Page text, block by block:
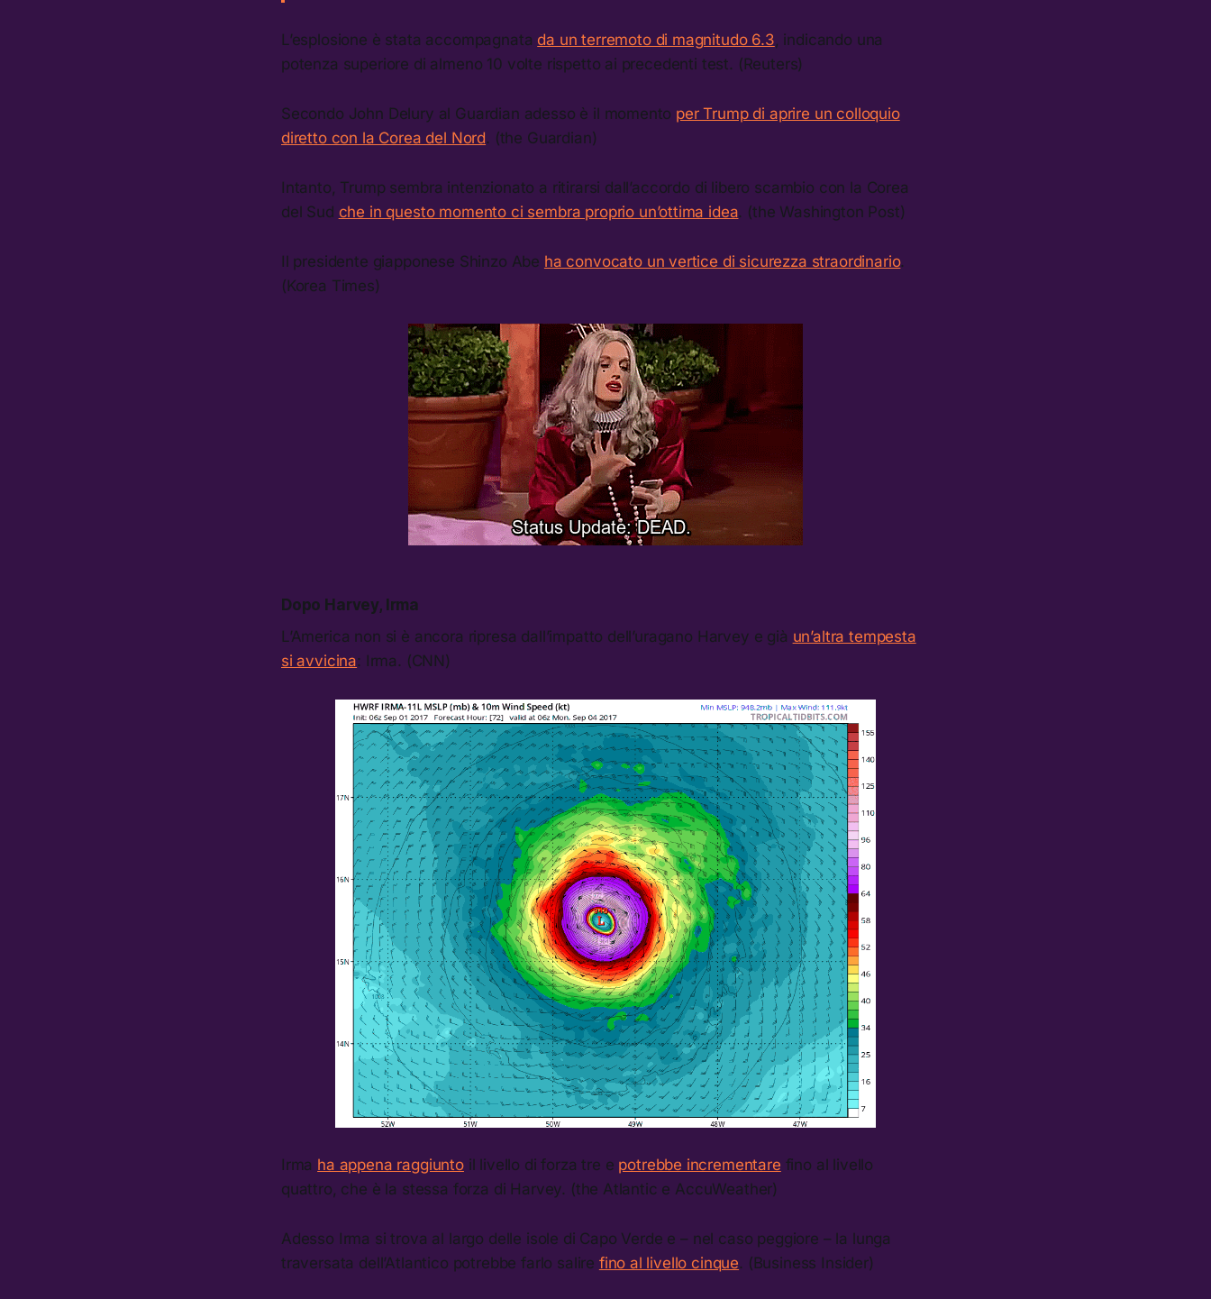
L’esplosione è stata accompagnata da un terremoto di magnitudo 6.3 , indicando una
potenza superiore di almeno 10 volte rispetto ai precedenti test. (Reuters)
Secondo John Delury al Guardian adesso è il momento per Trump di aprire un colloquio
diretto con la Corea del Nord. (the Guardian)
Intanto, Trump sembra intenzionato a ritirarsi dall’accordo di libero scambio con la Corea
del Sud che in questo momento ci sembra proprio un’ottima idea. (the Washington Post)
Il presidente giapponese Shinzo Abe ha convocato un vertice di sicurezza straordinario.
(Korea Times)
Dopo Harvey, Irma
L’America non si è ancora ripresa dall’impatto dell’uragano Harvey e già un’altra tempesta
si avvicina: Irma. (CNN)
Irma ha appena raggiuntoil livello di forza tre e potrebbe incrementare fino al livello
quattro, che è la stessa forza di Harvey. (the Atlantic e AccuWeather)
Adesso Irma si trova al largo delle isole di Capo Verde e – nel caso peggiore – la lunga
traversata dell’Atlantico potrebbe farlo salire fino al livello cinque. (Business Insider)